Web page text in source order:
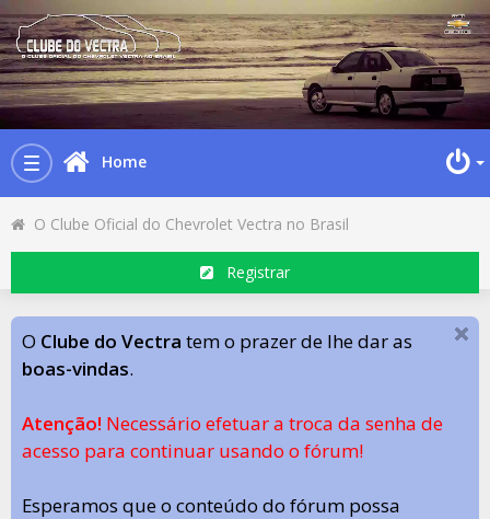
Toggle
navigation
Home
O Clube Oficial do Chevrolet Vectra no Brasil
Registrar
O Clube do Vectra tem o prazer de lhe dar as
boas-vindas.
Atenção! Necessário efetuar a troca da senha de
acesso para continuar usando o fórum!
Esperamos que o conteúdo do fórum possa